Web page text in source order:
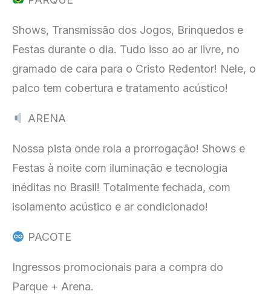
Shows, Transmissão dos Jogos, Brinquedos e
Festas durante o dia. Tudo isso ao ar livre, no
gramado de cara para o Cristo Redentor! Nele, o
palco tem cobertura e tratamento acústico!
ARENA
Nossa pista onde rola a prorrogação! Shows e
Festas à noite com iluminação e tecnologia
inéditas no Brasil! Totalmente fechada, com
isolamento acústico e ar condicionado!
PACOTE
Ingressos promocionais para a compra do
Parque + Arena.